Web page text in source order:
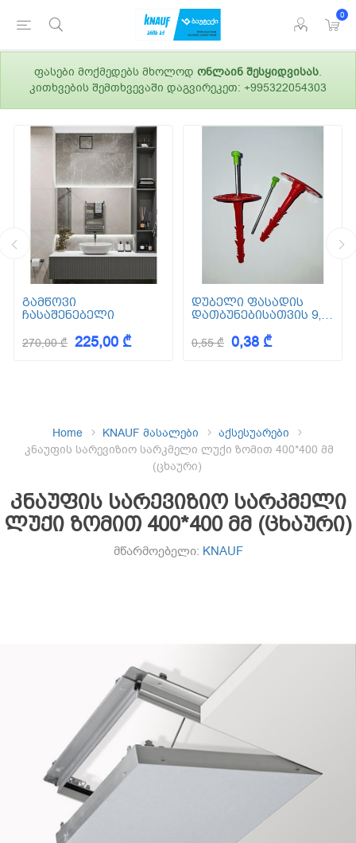
0
ფასები მოქმედებს მხოლოდ ონლაინ შესყიდვისას.
კითხვების შემთხვევაში დაგვირეკეთ: +995322054303
გამწოვი
ჩასაშენებელი
270,00 ₾ 225,00 ₾
დუბელი ფასადის
დათბუნებისათვის 9,5
0,55 ₾ 0,38 ₾
Home KNAUF მასალები
აქსესუარები
კნაუფის სარევიზიო სარკმელი ლუქი ზომით 400*400 მმ
(ცხაური)
კნაუფის სარევიზიო სარკმელი
ლუქი ზომით 400*400 მმ (ცხაური)
მწარმოებელი: KNAUF